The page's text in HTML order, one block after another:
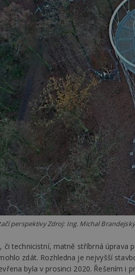
perspektivy Zdroj: Ing. Michal Brandejský
či technicistní, matně stříbrná úprava
zdát. Rozhledna je nejvyšší
byla v prosinci 2020. Řešením i
Nezbytně nutné
Webové stránky
Název
_dc_gtm_UA-
id
_hjFirstSeen
__gfp_64b